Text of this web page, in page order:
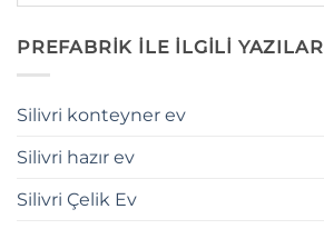
PREFABRİK İLE İLGİLİ YAZILAR
Silivri konteyner ev
Silivri hazır ev
Silivri Çelik Ev